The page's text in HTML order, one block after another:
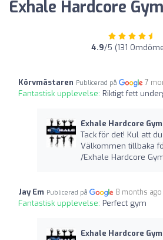
Exhale Hardcore
4.9/5 (131
Körvmästaren Publicerad på 7
Fantastisk upplevelse: Riktigt fett
Exhale Hardcore Gym
Tack för det! Kul att
Välkommen tillbaka
/Exhale Hardcore
Jay Em Publicerad på 8 months ago
Fantastisk upplevelse: Perfect gym
Exhale Hardcore Gym